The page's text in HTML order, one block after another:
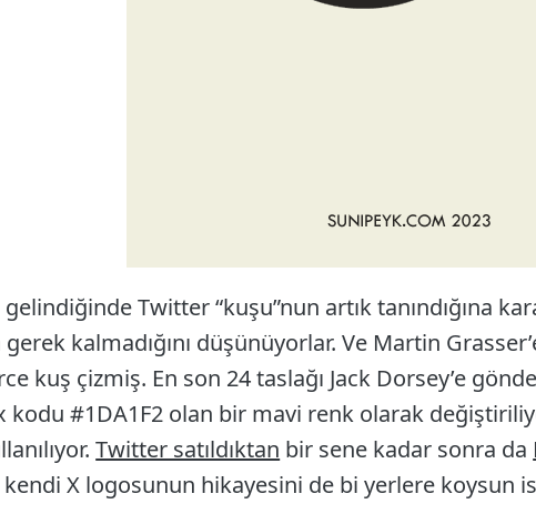
gelindiğinde Twitter “kuşu”nun artık tanındığına
gerek kalmadığını düşünüyorlar. Ve Martin
kuş çizmiş. En son 24 taslağı Jack Dorsey’e
kodu #1DA1F2 olan bir mavi renk olarak
Twitter satıldıktan bir sene kadar sonra da
X logosunun hikayesini de bi yerlere koysun